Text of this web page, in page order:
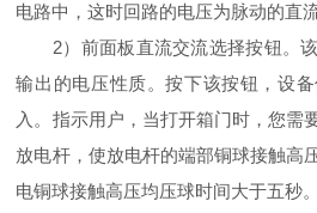
电路中，这时回路的电压为脉动的直流
2）前面板直流交流选择按钮。该
输出的电压性质。按下该按钮，设
入。指示用户，当打开箱门时，您需
放电杆，使放电杆的端部铜球接触高
电铜球接触高压均压球时间大于五秒。